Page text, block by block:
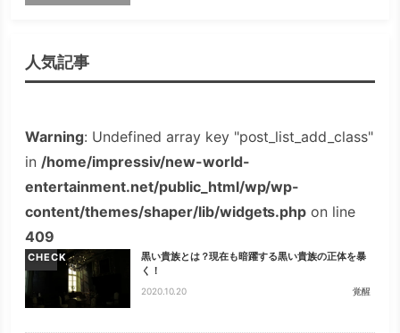
人気記事
Warning: Undefined array key "post_list_add_class"
in /home/impressiv/new-world-
entertainment.net/public_html/wp/wp-
content/themes/shaper/lib/widgets.php on line
409
CHECK
黒い貴族とは？現在も暗躍する黒い貴族の正体を暴
く！
2020.10.20 覚醒